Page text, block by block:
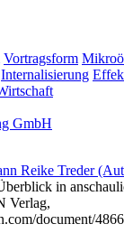
Vortragsform
Internalisierung
GmbH
Reike Treder
in
Verlag,
document/